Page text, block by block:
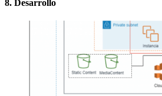
8. Desarrollo